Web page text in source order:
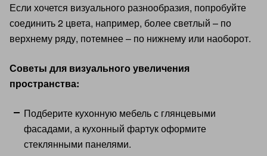
Если хочется визуального разнообразия, попробуйте
соединить 2 цвета, например, более светлый – по
верхнему ряду, потемнее – по нижнему или наоборот.
Советы для визуального увеличения
пространства:
Подберите кухонную мебель с глянцевыми
фасадами, а кухонный фартук оформите
стеклянными панелями.